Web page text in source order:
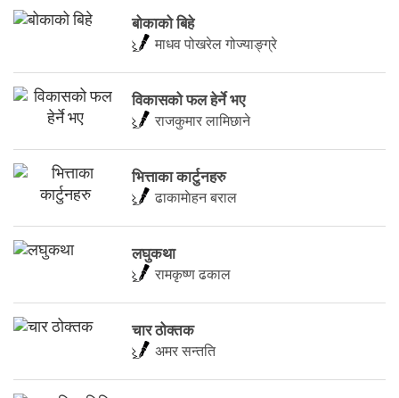
बोकाको बिहे
माधव पोखरेल गोज्याङ्ग्रे
विकासको फल हेर्ने भए
राजकुमार लामिछाने
भित्ताका कार्टुनहरु
ढाकामाेहन बराल
लघुकथा
रामकृष्ण ढकाल
चार ठोक्तक
अमर सन्तति